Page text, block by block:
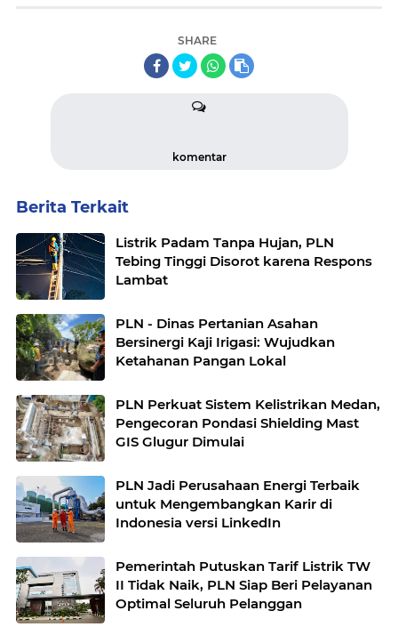
SHARE
komentar
Berita Terkait
Listrik Padam Tanpa Hujan, PLN
Tebing Tinggi Disorot karena Respons
Lambat
PLN - Dinas Pertanian Asahan
Bersinergi Kaji Irigasi: Wujudkan
Ketahanan Pangan Lokal
PLN Perkuat Sistem Kelistrikan Medan,
Pengecoran Pondasi Shielding Mast
GIS Glugur Dimulai
PLN Jadi Perusahaan Energi Terbaik
untuk Mengembangkan Karir di
Indonesia versi LinkedIn
Pemerintah Putuskan Tarif Listrik TW
II Tidak Naik, PLN Siap Beri Pelayanan
Optimal Seluruh Pelanggan